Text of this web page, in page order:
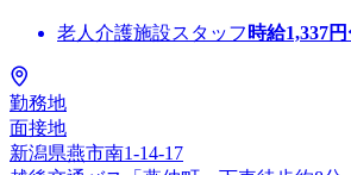
老人介護施設スタッフ 時給1,337
勤務地
面接地
新潟県燕市南1-14-17